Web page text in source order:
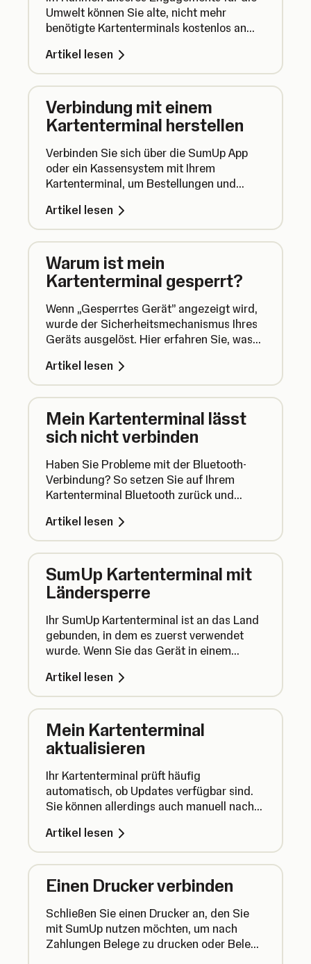
Umwelt können Sie alte, nicht mehr
benötigte Kartenterminals kostenlos an
ordnungsgemäß entsorgen.
Artikel lesen
Verbindung mit einem
Kartenterminal herstellen
Verbinden Sie sich über die SumUp App
oder ein Kassensystem mit Ihrem
Kartenterminal, um Bestellungen und
entgegenzunehmen.
Artikel lesen
Warum ist mein
Kartenterminal gesperrt?
Wenn „Gesperrtes Gerät” angezeigt wird,
wurde der Sicherheitsmechanismus Ihres
Geräts ausgelöst. Hier erfahren Sie, was
können und wie Sie zukünftige
Blockierungen verhindern können.
Artikel lesen
Mein Kartenterminal lässt
sich nicht verbinden
Haben Sie Probleme mit der Bluetooth-
Verbindung? So setzen Sie auf Ihrem
Kartenterminal Bluetooth zurück und
Artikel lesen
SumUp Kartenterminal mit
Ländersperre
Ihr SumUp Kartenterminal ist an das Land
gebunden, in dem es zuerst verwendet
wurde. Wenn Sie das Gerät in einem
gebrauchtes Kartenterminal kaufen, kann
es sein, dass das Gerät für Ihr Konto
gesperrt ist.
Artikel lesen
Mein Kartenterminal
aktualisieren
Ihr Kartenterminal prüft häufig
automatisch, ob Updates verfügbar sind.
Sie können allerdings auch manuell nach
Artikel lesen
Einen Drucker verbinden
Schließen Sie einen Drucker an, den Sie
mit SumUp nutzen möchten, um nach
Zahlungen Belege zu drucken oder Belege